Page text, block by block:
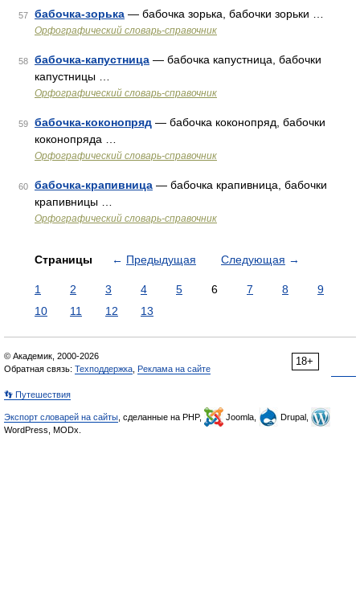
57 бабочка-зорька — бабочка зорька, бабочки зорьки …
Орфографический словарь-справочник
58 бабочка-капустница — бабочка капустница, бабочки
капустницы …
Орфографический словарь-справочник
59 бабочка-коконопряд — бабочка коконопряд, бабочки
коконопряда …
Орфографический словарь-справочник
60 бабочка-крапивница — бабочка крапивница, бабочки
крапивницы …
Орфографический словарь-справочник
Страницы ← Предыдущая Следующая →
1 2 3 4 5 6 7 8
9
10
11 12 13
18+
© Академик, 2000-2026
Обратная связь: Техподдержка Реклама на сайте
👣 Путешествия
Экспорт словарей на сайты , сделанные на PHP, Joomla,
Drupal,
WordPress, MODx.